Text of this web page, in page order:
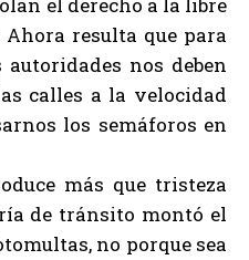
Ahora resulta que para
nos deben
calles a la velocidad
los semáforos en
más que tristeza
de tránsito montó el
no porque sea